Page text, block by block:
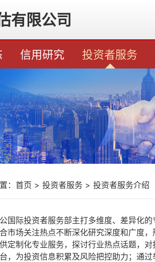
有限公司
信用研究 投资者服务
： 首页 > 投资者服务 > 投资者服务介绍
国际投资者服务部主打多维度、差异化
市场关注热点不断深化研究深度和广度
定制化专业服务，探讨行业热点话题，
，为投资信息积累及风险把控助力；通